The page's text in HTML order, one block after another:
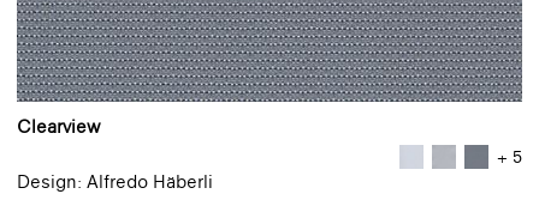
Clearview
+ 5
Design: Alfredo Häberli